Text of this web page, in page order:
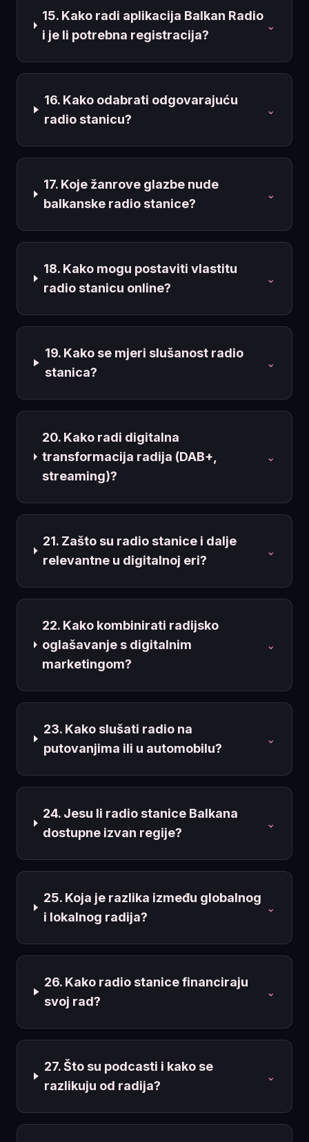
15. Kako radi aplikacija Balkan Radio
i je li potrebna registracija?
⌄
16. Kako odabrati odgovarajuću
radio stanicu?
⌄
17. Koje žanrove glazbe nude
balkanske radio stanice?
⌄
18. Kako mogu postaviti vlastitu
radio stanicu online?
⌄
19. Kako se mjeri slušanost radio
stanica?
⌄
20. Kako radi digitalna
transformacija radija (DAB+,
streaming)?
⌄
21. Zašto su radio stanice i dalje
relevantne u digitalnoj eri?
⌄
22. Kako kombinirati radijsko
oglašavanje s digitalnim
marketingom?
⌄
23. Kako slušati radio na
putovanjima ili u automobilu?
⌄
24. Jesu li radio stanice Balkana
dostupne izvan regije?
⌄
25. Koja je razlika između globalnog
i lokalnog radija?
⌄
26. Kako radio stanice financiraju
svoj rad?
⌄
27. Što su podcasti i kako se
razlikuju od radija?
⌄